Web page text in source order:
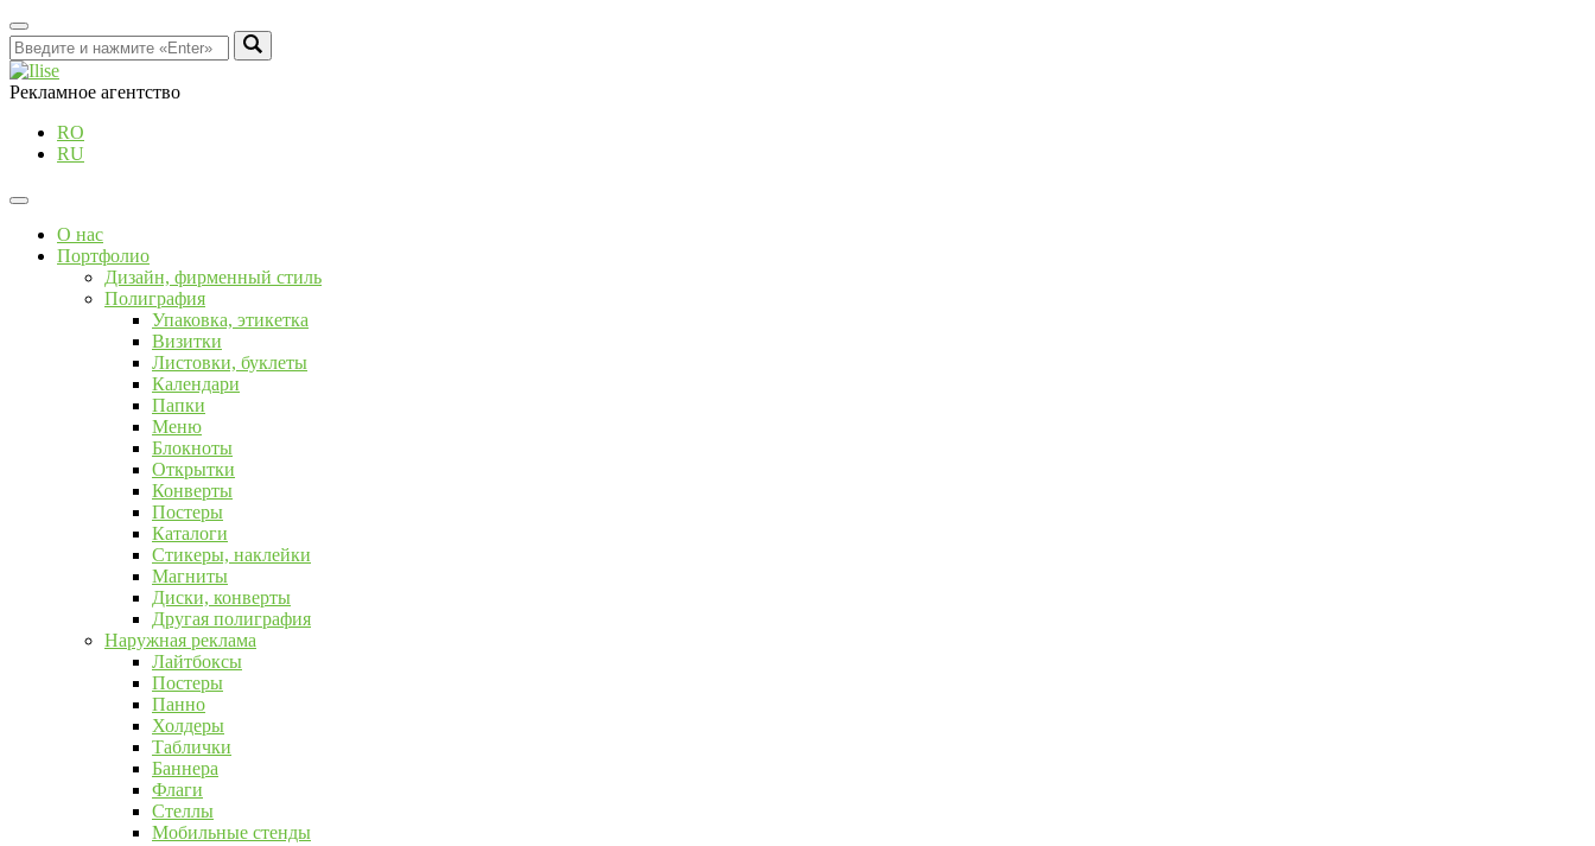
Рекламное агентство
RO
RU
О нас
Портфолио
Дизайн, фирменный стиль
Полиграфия
Упаковка, этикетка
Визитки
Листовки, буклеты
Календари
Папки
Меню
Блокноты
Открытки
Конверты
Постеры
Каталоги
Стикеры, наклейки
Магниты
Диски, конверты
Другая полиграфия
Наружная реклама
Лайтбоксы
Постеры
Панно
Холдеры
Таблички
Баннера
Флаги
Стеллы
Мобильные стенды